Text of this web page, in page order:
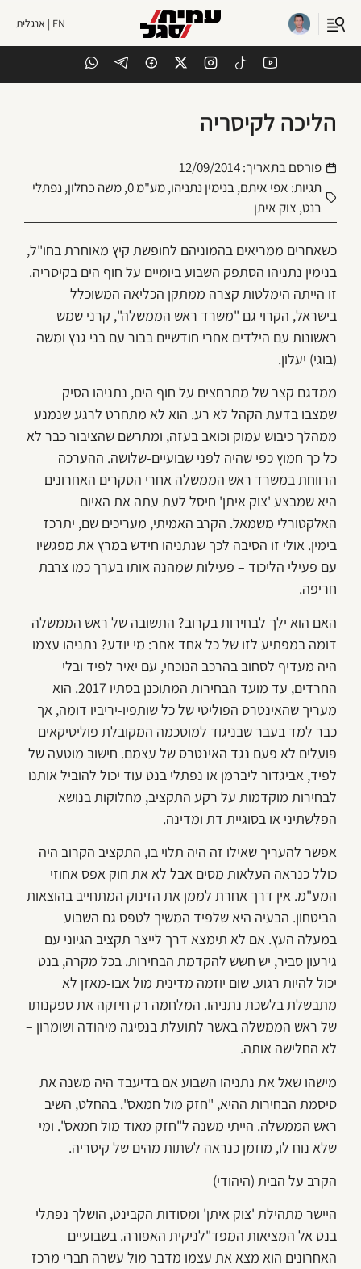
EN | אנגלית
הליכה לקיסריה
פורסם בתאריך:12/09/2014
תגיות: אפי איתם,בנימין נתניהו,מע"מ 0 ,משה כחלון, נפתלי
בנט, צוק איתן
כשאחרים ממריאים בהמוניהם לחופשת קיץ מאוחרת בחו"ל,
בנימין נתניהו הסתפק השבוע ביומיים על חוף הים בקיסריה.
זו הייתה הימלטות קצרה ממתקן הכליאה המשוכלל
בישראל, הקרוי גם "משרד ראש הממשלה", קרני שמש
ראשונות עם הילדים אחרי חודשיים בבור עם בני גנץ ומשה
(בוגי) יעלון.
ממדגם קצר של מתרחצים על חוף הים, נתניהו הסיק
שמצבו בדעת הקהל לא רע. הוא לא מתחרט לרגע שנמנע
ממהלך כיבוש עמוק וכואב בעזה, ומתרשם שהציבור כבר לא
כל כך חמוץ כפי שהיה לפני שבועיים-שלושה. ההערכה
הרווחת במשרד ראש הממשלה אחרי הסקרים האחרונים
היא שמבצע 'צוק איתן' חיסל לעת עתה את האיום
האלקטורלי משמאל. הקרב האמיתי, מעריכים שם, יתרכז
בימין. אולי זו הסיבה לכך שנתניהו חידש במרץ את מפגשיו
עם פעילי הליכוד – פעילות שמהנה אותו בערך כמו צרבת
חריפה.
האם הוא ילך לבחירות בקרוב? התשובה של ראש הממשלה
דומה במפתיע לזו של כל אחד אחר: מי יודע? נתניהו עצמו
היה מעדיף לסחוב בהרכב הנוכחי, עם יאיר לפיד ובלי
החרדים, עד מועד הבחירות המתוכנן בסתיו 2017. הוא
מעריך שהאינטרס הפוליטי של כל שותפיו-יריביו דומה, אך
כבר למד בעבר שבניגוד למוסכמה המקובלת פוליטיקאים
פועלים לא פעם נגד האינטרס של עצמם. חישוב מוטעה של
לפיד, אביגדור ליברמן או נפתלי בנט עוד יכול להוביל אותנו
לבחירות מוקדמות על רקע התקציב, מחלוקות בנושא
הפלשתיני או בסוגיית דת ומדינה.
אפשר להעריך שאילו זה היה תלוי בו, התקציב הקרוב היה
כולל כנראה העלאות מסים אבל לא את חוק אפס אחוזי
המע"מ. אין דרך אחרת לממן את הזינוק המתחייב בהוצאות
הביטחון. הבעיה היא שלפיד המשיך לטפס גם השבוע
במעלה העץ. אם לא תימצא דרך לייצר תקציב הגיוני עם
גירעון סביר, יש חשש להקדמת הבחירות. בכל מקרה, בנט
יכול להיות רגוע. שום יוזמה מדינית מול אבו-מאזן לא
מתבשלת בלשכת נתניהו. המלחמה רק חיזקה את ספקנותו
של ראש הממשלה באשר לתועלת בנסיגה מיהודה ושומרון –
לא החלישה אותה.
מישהו שאל את נתניהו השבוע אם בדיעבד היה משנה את
סיסמת הבחירות ההיא, "חזק מול חמאס". בהחלט, השיב
ראש הממשלה. הייתי משנה ל"חזק מאוד מול חמאס". ומי
שלא נוח לו, מוזמן כנראה לשתות מהים של קיסריה.
הקרב על הבית (היהודי)
היישר מתהילת 'צוק איתן' ומסודות הקבינט, הושלך נפתלי
בנט אל המציאות המפד"לניקית האפורה. בשבועיים
האחרונים הוא מצא את עצמו מדבר מול עשרה חברי מרכז